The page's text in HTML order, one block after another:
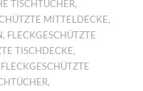
TISCHTÜCHER,
MITTELDECKE,
, FLECKGESCHÜTZTE
TISCHDECKE,
FLECKGESCHÜTZTE
,